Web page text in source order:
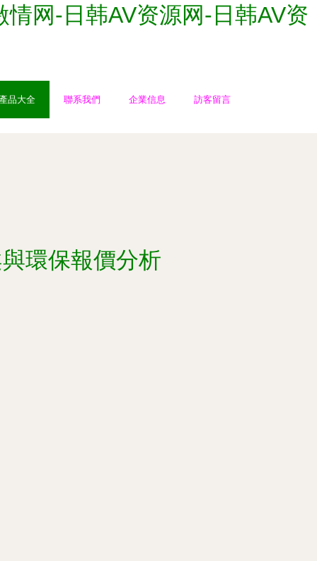
网-日韩AV资源网-日韩AV资
品大全 聯系我們 企業信息 訪客留言
環保報價分析